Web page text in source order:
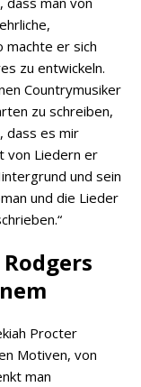
machte er sich
zu entwickeln.
Countrymusiker
zu schreiben,
dass es mir
von Liedern er
und sein
und die Lieder
Procter
Motiven, von
man